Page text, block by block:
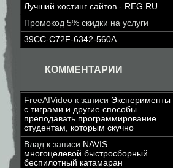
Лучший хостинг сайтов - REG.RU
Промокод 5% скидки на услуги
39CC-C72F-6342-560A
КОММЕНТАРИИ
FreeAIVideo к записи Эксперименты
с тиграми и другие способы
преподавать программирование
студентам, которым скучно
Влад к записи NAVIS —
многоцелевой быстросборный
беспилотный катамаран